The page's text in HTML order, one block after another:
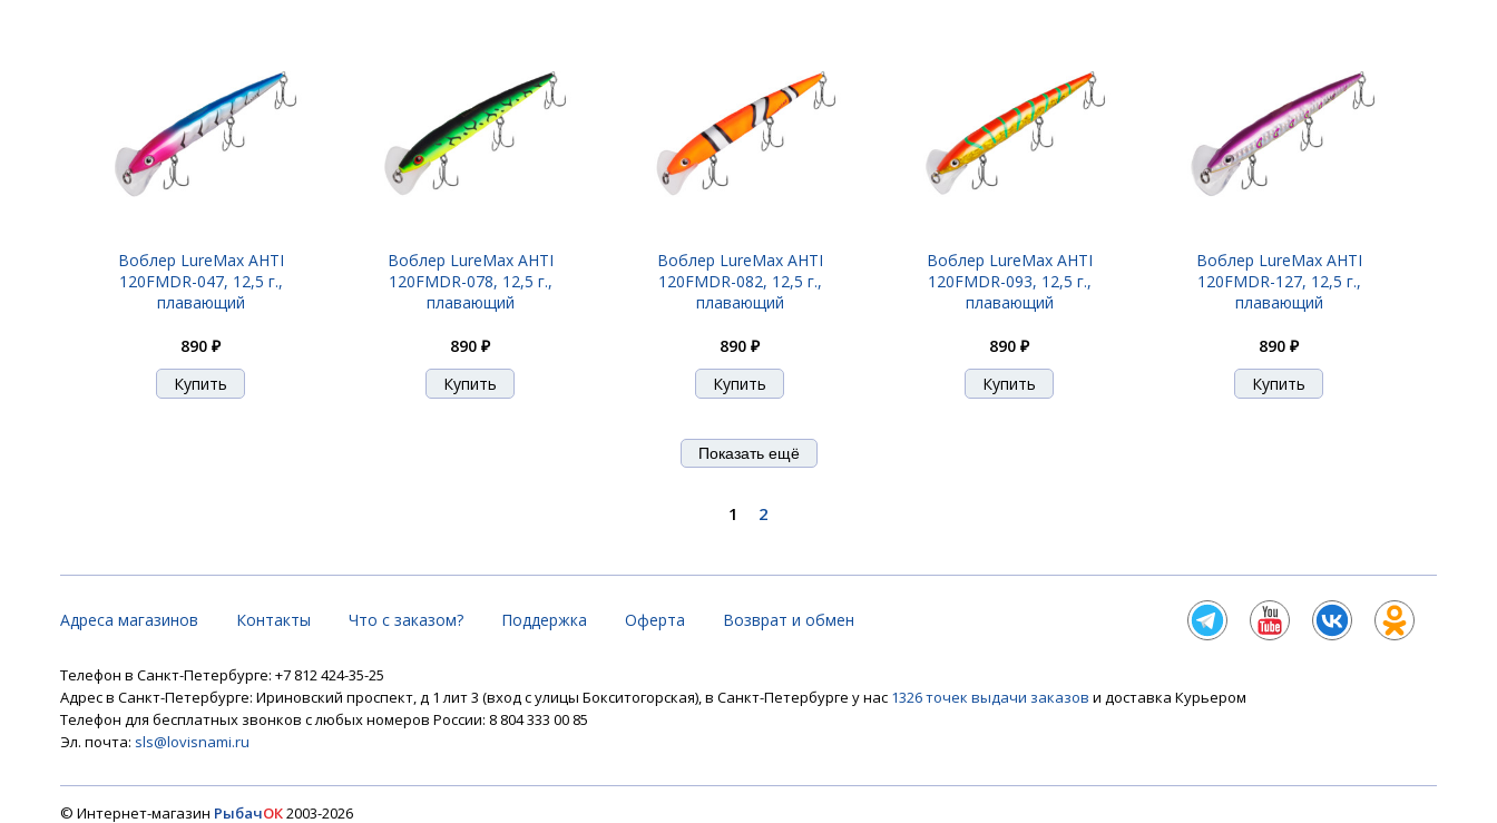
Воблер LureMax AHTI
120FMDR-047, 12,5 г.,
плавающий
890 ₽
Воблер LureMax AHTI
120FMDR-078, 12,5 г.,
плавающий
890 ₽
Воблер LureMax AHTI
120FMDR-082, 12,5 г.,
плавающий
890 ₽
Воблер LureMax AHTI
120FMDR-093, 12,5 г.,
плавающий
890 ₽
Воблер LureMax AHTI
120FMDR-127, 12,5 г.,
плавающий
890 ₽
Показать ещё
1 2
Адреса магазинов Контакты Что с заказом? Поддержка Оферта Возврат и обмен
Телефон в Санкт-Петербурге: +7 812 424-35-25
Адрес в Санкт-Петербурге: Ириновский проспект, д 1 лит 3 (вход с улицы Бокситогорская), в Санкт-Петербурге у нас 1326 точек выдачи заказов и доставка Курьером
Телефон для бесплатных звонков с любых номеров России: 8 804 333 00 85
Эл. почта: sls@lovisnami.ru
© Интернет-магазин РыбачОК2003-2026